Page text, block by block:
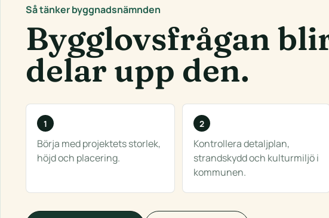
Så tänker byggnadsnämnden
Bygglovsfrågan
delar upp den.
Börja med projektets storlek,
höjd och placering.
Kontrollera detaljplan,
strandskydd och kulturmiljö i
kommunen.